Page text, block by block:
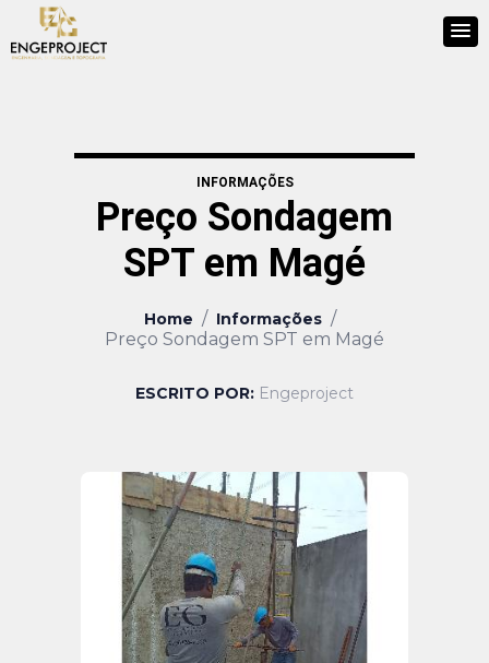
INFORMAÇÕES
Preço Sondagem
SPT em Magé
Home / Informações /
Preço Sondagem SPT em Magé
ESCRITO POR: Engeproject